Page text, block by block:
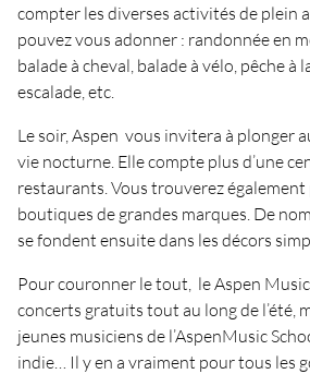
compter les diverses activités de plein
pouvez vous adonner : randonnée en
balade à cheval, balade à vélo, pêche à
escalade, etc.
Le soir, Aspen vous invitera à plonger
vie nocturne. Elle compte plus d’une
restaurants. Vous trouverez également
boutiques de grandes marques. De
se fondent ensuite dans les décors
Pour couronner le tout, le Aspen
concerts gratuits tout au long de l’été,
jeunes musiciens de l’AspenMusic
indie… Il y en a vraiment pour tous les